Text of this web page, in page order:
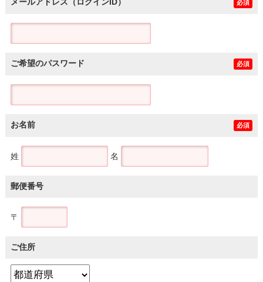
必須
ご希望のパスワード 必須
お名前 必須
姓 名
郵便番号
〒
ご住所